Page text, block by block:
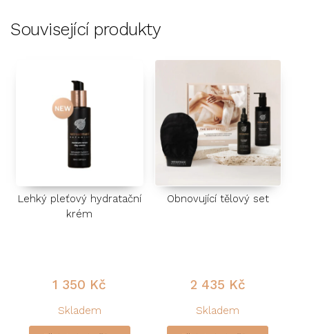
Související produkty
Lehký pleťový hydratační
krém
1 350 Kč
Skladem
Obnovující tělový set
2 435 Kč
Skladem